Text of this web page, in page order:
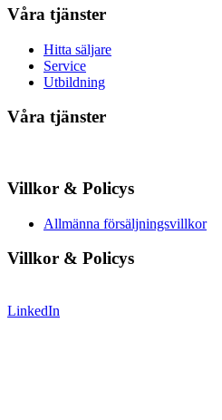
Våra tjänster
Hitta säljare
Service
Utbildning
Våra tjänster
Villkor & Policys
Allmänna försäljningsvillkor
Villkor & Policys
LinkedIn